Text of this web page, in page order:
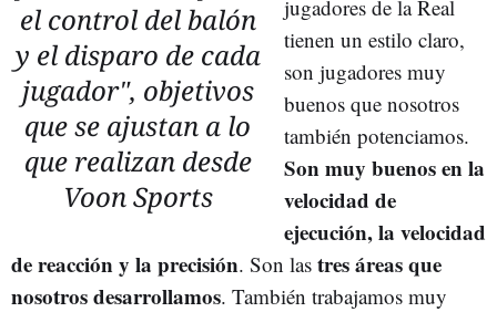
el control del balón
y el disparo de cada
jugador", objetivos
que se ajustan a lo
que realizan desde
Voon Sports
jugadores de la Real
tienen un estilo claro,
son jugadores muy
buenos que nosotros
también potenciamos.
Son muy buenos en la
velocidad de
ejecución, la velocidad
de reacción y la precisión. Son las tres áreas que
nosotros desarrollamos. También trabajamos muy